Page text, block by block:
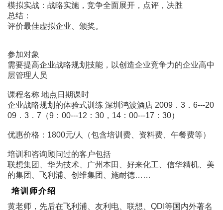
模拟实战：战略实施，竞争全面展开，点评，决胜
总结：
评价最佳虚拟企业、颁奖。
参加对象
需要提高企业战略规划技能，以创造企业竞争力的企业高中
层管理人员
课程名称 地点日期课时
企业战略规划的体验式训练 深圳鸿波酒店 2009．3．6---20
09．3．7（9：00---12：30，14：00---17：30）
优惠价格：1800元/人（包含培训费、资料费、午餐费等）
培训和咨询顾问过的客户包括
联想集团、华为技术、广州本田、好来化工、信华精机、美
的集团、飞利浦、创维集团、施耐德……
培训师介绍
黄老师，先后在飞利浦、友利电、联想、QDI等国内外著名